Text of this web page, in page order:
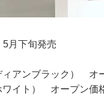
下旬発売
ィアンブラック） オ
イト） オープン価